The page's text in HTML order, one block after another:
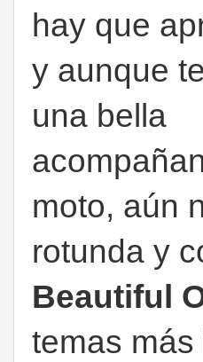
hay que
y aunque
una bella
moto, aún
rotunda y
Beautiful
temas